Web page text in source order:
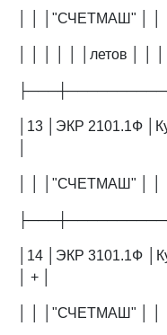
│ │ │"СЧЕТМАШ" │ │
│ │ │ │ │ │летов │ │ │
│13 │ЭКР 2101.1Ф
│ │ │"СЧЕТМАШ" │ │
│14 │ЭКР 3101.1Ф
│ + │
│ │ │"СЧЕТМАШ" │ │